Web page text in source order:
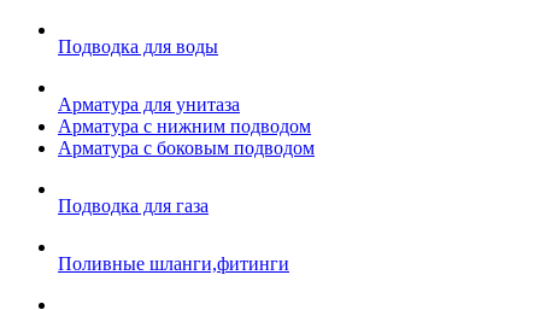
Подводка для воды
Арматура для унитаза
Арматура с нижним подводом
Арматура с боковым подводом
Подводка для газа
Поливные шланги,фитинги